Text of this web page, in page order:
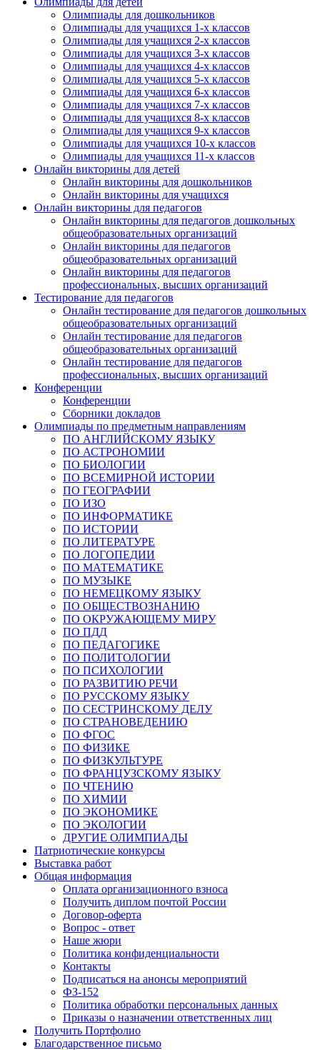
Олимпиады для дошкольников
Олимпиады для учащихся 1-х классов
Олимпиады для учащихся 2-х классов
Олимпиады для учащихся 3-х классов
Олимпиады для учащихся 4-х классов
Олимпиады для учащихся 5-х классов
Олимпиады для учащихся 6-х классов
Олимпиады для учащихся 7-х классов
Олимпиады для учащихся 8-х классов
Олимпиады для учащихся 9-х классов
Олимпиады для учащихся 10-х классов
Олимпиады для учащихся 11-х классов
Онлайн викторины для детей
Онлайн викторины для дошкольников
Онлайн викторины для учащихся
Онлайн викторины для педагогов
Онлайн викторины для педагогов дошкольных
общеобразовательных организаций
Онлайн викторины для педагогов
общеобразовательных организаций
Онлайн викторины для педагогов
профессиональных, высших организаций
Тестирование для педагогов
Онлайн тестирование для педагогов дошкольных
общеобразовательных организаций
Онлайн тестирование для педагогов
общеобразовательных организаций
Онлайн тестирование для педагогов
профессиональных, высших организаций
Конференции
Конференции
Сборники докладов
Олимпиады по предметным направлениям
ПО АНГЛИЙСКОМУ ЯЗЫКУ
ПО АСТРОНОМИИ
ПО БИОЛОГИИ
ПО ВСЕМИРНОЙ ИСТОРИИ
ПО ГЕОГРАФИИ
ПО ИЗО
ПО ИНФОРМАТИКЕ
ПО ИСТОРИИ
ПО ЛИТЕРАТУРЕ
ПО ЛОГОПЕДИИ
ПО МАТЕМАТИКЕ
ПО МУЗЫКЕ
ПО НЕМЕЦКОМУ ЯЗЫКУ
ПО ОБЩЕСТВОЗНАНИЮ
ПО ОКРУЖАЮЩЕМУ МИРУ
ПО ПДД
ПО ПЕДАГОГИКЕ
ПО ПОЛИТОЛОГИИ
ПО ПСИХОЛОГИИ
ПО РАЗВИТИЮ РЕЧИ
ПО РУССКОМУ ЯЗЫКУ
ПО СЕСТРИНСКОМУ ДЕЛУ
ПО СТРАНОВЕДЕНИЮ
ПО ФГОС
ПО ФИЗИКЕ
ПО ФИЗКУЛЬТУРЕ
ПО ФРАНЦУЗСКОМУ ЯЗЫКУ
ПО ЧТЕНИЮ
ПО ХИМИИ
ПО ЭКОНОМИКЕ
ПО ЭКОЛОГИИ
ДРУГИЕ ОЛИМПИАДЫ
Патриотические конкурсы
Выставка работ
Общая информация
Оплата организационного взноса
Получить диплом почтой России
Договор-оферта
Вопрос - ответ
Наше жюри
Политика конфиденциальности
Контакты
Подписаться на анонсы мероприятий
ФЗ-152
Политика обработки персональных данных
Приказы о назначении ответственных лиц
Получить Портфолио
Благодарственное письмо